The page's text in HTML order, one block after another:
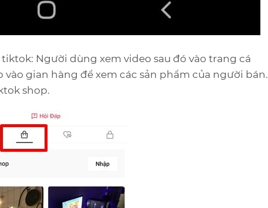
Người dùng xem video sau đó vào trang cá
gian hàng để xem các sản phẩm của người bán.
shop.